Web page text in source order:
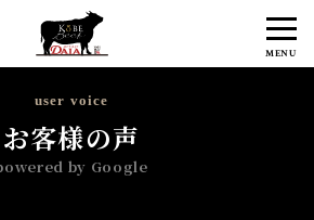
MENU
イア 上野1号店
ローカ
user voice
お客様の声
by Google